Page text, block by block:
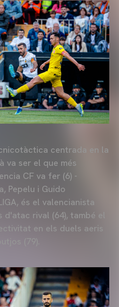
centrada en la
va ser el que més
CF va fer (6) -
Pepelu i Guido
és el valencianista
d'atac rival (64), també el
en els duels aeris
(79).